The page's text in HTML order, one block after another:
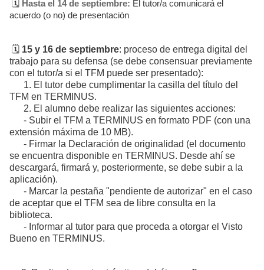
🗓️ Hasta el 14 de septiembre: El tutor/a comunicará el
acuerdo (o no) de presentación
🗓️ 15 y 16 de septiembre: proceso de entrega digital del
trabajo para su defensa (se debe consensuar previamente
con el tutor/a si el TFM puede ser presentado):
1. El tutor debe cumplimentar la casilla del título del
TFM en TERMINUS.
2. El alumno debe realizar las siguientes acciones:
- Subir el TFM a TERMINUS en formato PDF (con una
extensión máxima de 10 MB).
- Firmar la Declaración de originalidad (el documento
se encuentra disponible en TERMINUS. Desde ahí se
descargará, firmará y, posteriormente, se debe subir a la
aplicación).
- Marcar la pestaña "pendiente de autorizar" en el caso
de aceptar que el TFM sea de libre consulta en la
biblioteca.
- Informar al tutor para que proceda a otorgar el Visto
Bueno en TERMINUS.